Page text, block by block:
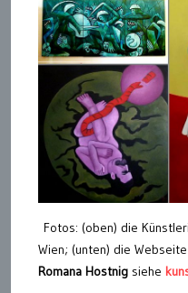
Fotos: (oben) die
Wien; (unten) die
Romana Hostnig siehe